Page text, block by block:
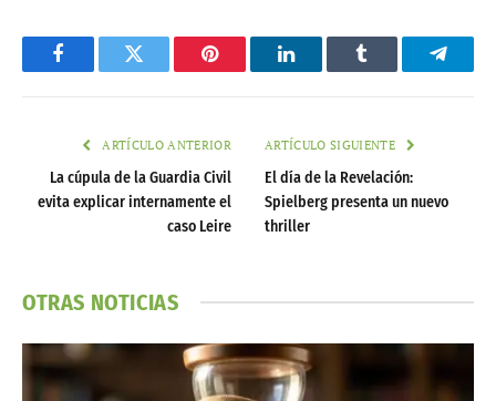
FacebookTwitter Pinterest LinkedInTumblr
ARTÍCULO ANTERIOR
La cúpula de la Guardia Civil
evita explicar internamente el
caso Leire
ARTÍCULO SIGUIENTE
El día de la Revelación:
Spielberg presenta un nuevo
thriller
OTRAS NOTICIAS